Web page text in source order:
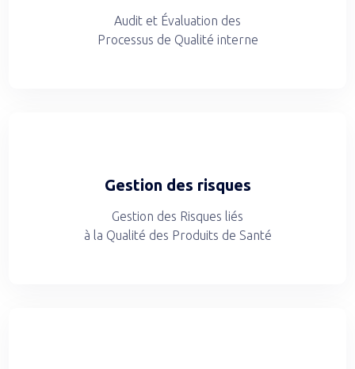
Audit et Évaluation des
Processus de Qualité interne
Gestion des risques
Gestion des Risques liés
à la Qualité des Produits de Santé